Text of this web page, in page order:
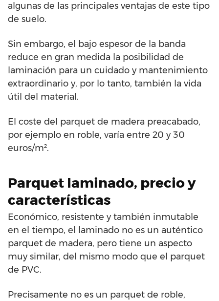
algunas de las principales ventajas de este tipo
de suelo.
Sin embargo, el bajo espesor de la banda
reduce en gran medida la posibilidad de
laminación para un cuidado y mantenimiento
extraordinario y, por lo tanto, también la vida
útil del material.
El coste del parquet de madera preacabado,
por ejemplo en roble, varía entre 20 y 30
euros/m².
Parquet laminado, precio y
características
Económico, resistente y también inmutable
en el tiempo, el laminado no es un auténtico
parquet de madera, pero tiene un aspecto
muy similar, del mismo modo que el parquet
de PVC.
Precisamente no es un parquet de roble,